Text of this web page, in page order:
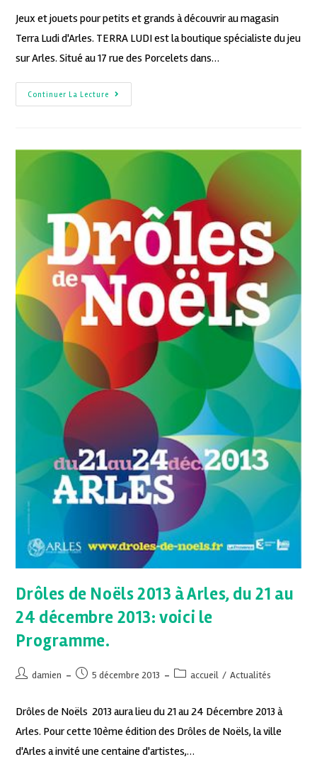
Jeux et jouets pour petits et grands à découvrir au magasin
Terra Ludi d'Arles. TERRA LUDI est la boutique spécialiste du jeu
sur Arles. Situé au 17 rue des Porcelets dans…
Continuer La Lecture
Drôles de Noëls 2013 à Arles, du 21 au
24 décembre 2013: voici le
Programme.
damien 5 décembre 2013 accueil / Actualités
Drôles de Noëls 2013 aura lieu du 21 au 24 Décembre 2013 à
Arles. Pour cette 10ème édition des Drôles de Noëls, la ville
d'Arles a invité une centaine d'artistes,…